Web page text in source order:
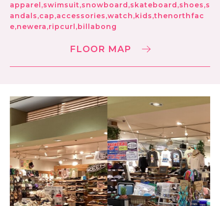
apparel,swimsuit,snowboard,skateboard,shoes,s
andals,cap,accessories,watch,kids,thenorthfac
e,newera,ripcurl,billabong
FLOOR MAP